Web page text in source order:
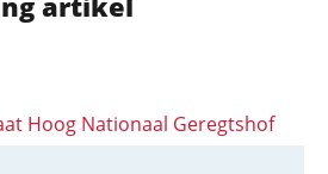
Hoog Nationaal Geregtshof